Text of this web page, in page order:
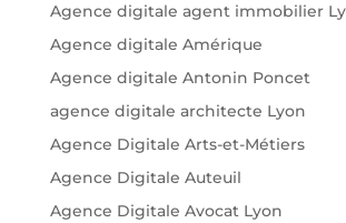
Agence digitale agent immobilier
Agence digitale Amérique
Agence digitale Antonin Poncet
agence digitale architecte Lyon
Agence Digitale Arts-et-Métiers
Agence Digitale Auteuil
Agence Digitale Avocat Lyon